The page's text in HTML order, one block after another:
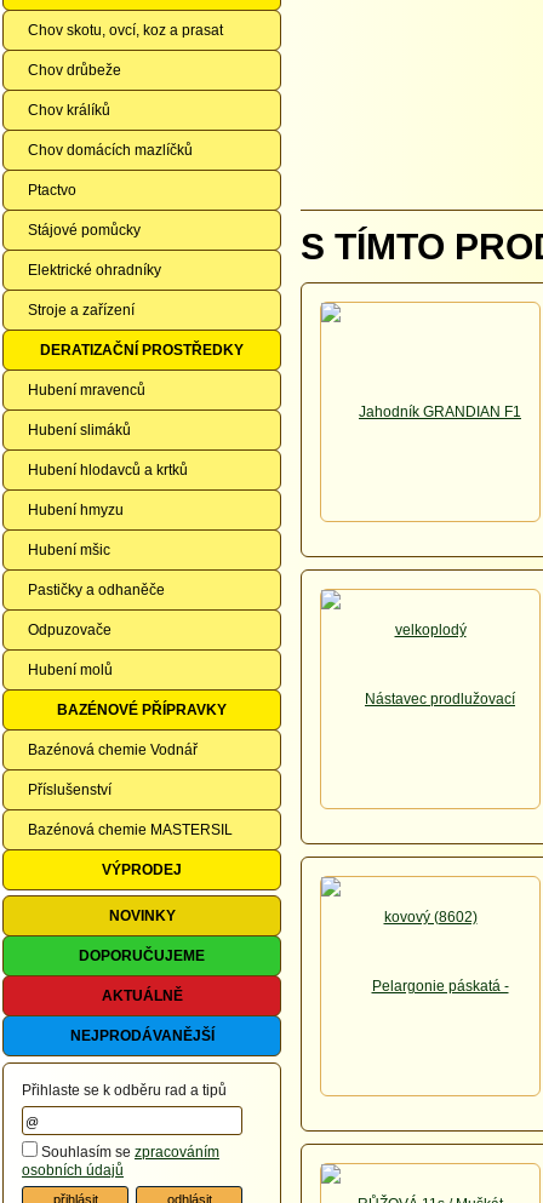
Chov skotu, ovcí, koz a prasat
Chov drůbeže
Chov králíků
Chov domácích mazlíčků
Ptactvo
Stájové pomůcky
Elektrické ohradníky
Stroje a zařízení
DERATIZAČNÍ PROSTŘEDKY
Hubení mravenců
Hubení slimáků
Hubení hlodavců a krtků
Hubení hmyzu
Hubení mšic
Pastičky a odhaněče
Odpuzovače
Hubení molů
BAZÉNOVÉ PŘÍPRAVKY
Bazénová chemie Vodnář
Příslušenství
Bazénová chemie MASTERSIL
VÝPRODEJ
NOVINKY
DOPORUČUJEME
AKTUÁLNĚ
NEJPRODÁVANĚJŠÍ
Přihlaste se k odběru rad a tipů
Souhlasím se zpracováním
osobních údajů
S TÍMTO